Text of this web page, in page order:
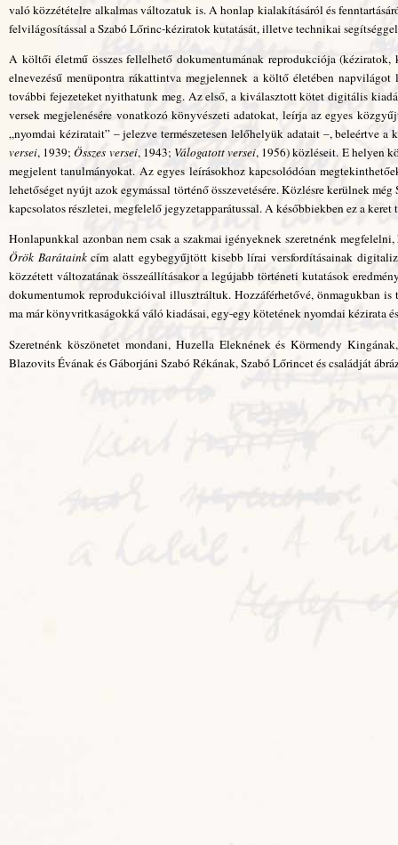
való közzétételre alkalmas változatuk is. A honlap kialakításáról és
felvilágosítással a Szabó Lőrinc-kéziratok kutatását, illetve technikai
A költői életmű összes fellelhető dokumentumának reprodukciója
elnevezésű menüpontra rákattintva megjelennek a költő életében
további fejezeteket nyithatunk meg. Az első, a kiválasztott kötet digitális
versek megjelenésére vonatkozó könyvészeti adatokat, leírja az egyes
„nyomdai kéziratait” – jelezve természetesen lelőhelyük adatait –, beleértve
versei, 1939;Összes versei, 1943; Válogatott versei, 1956) közléseit. E helyen
megjelent tanulmányokat. Az egyes leírásokhoz kapcsolódóan
lehetőséget nyújt azok egymással történő összevetésére. Közlésre kerülnek
kapcsolatos részletei, megfelelő jegyzetapparátussal. A későbbiekben ez a
Honlapunkkal azonban nem csak a szakmai igényeknek szeretnénk
Örök Barátainkcím alatt egybegyűjtött kisebb lírai versfordításainak
közzétett változatának összeállításakor a legújabb történeti kutatások
dokumentumok reprodukcióival illusztráltuk. Hozzáférhetővé, önmagukban
ma már könyvritkaságokká váló kiadásai, egy-egy kötetének nyomdai kézirata
Szeretnénk köszönetet mondani, Huzella Eleknének és Körmendy
Blazovits Évának és Gáborjáni Szabó Rékának, Szabó Lőrincet és családját